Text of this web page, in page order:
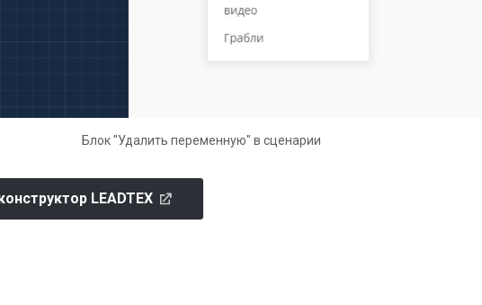
Блок "Удалить переменную" в сценарии
LEADTEX